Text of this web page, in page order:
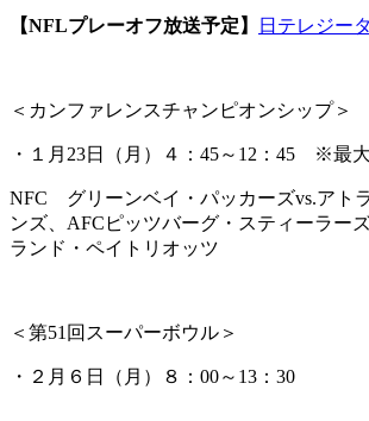
【NFLプレーオフ放送予定】 日テレジー
＜カンファレンスチャンピオンシップ＞
・１月23日（月）４：45～12：45 ※最
NFC グリーンベイ・パッカーズvs.アト
ンズ、AFCピッツバーグ・スティーラー
ランド・ペイトリオッツ
＜第51回スーパーボウル＞
・２月６日（月）８：00～13：30